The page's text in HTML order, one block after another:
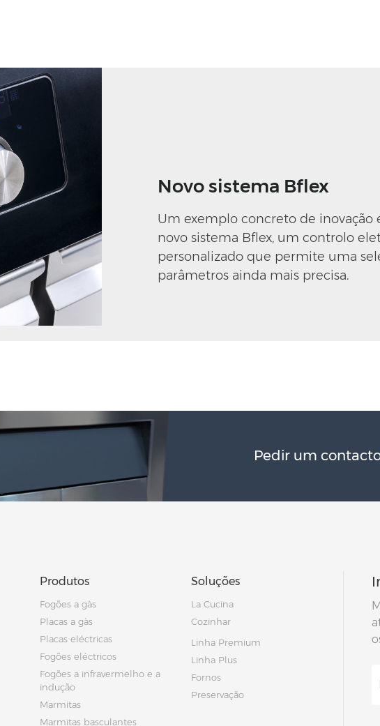
Novo sistema Bflex
Um exemplo concreto de inovação
novo sistema Bflex, um controlo
personalizado que permite uma
parâmetros ainda mais precisa.
Pedir um
Produtos
Fogões a gàs
Placas a gàs
Placas eléctricas
Fogões eléctricos
Fogões a infravermelho e a
indução
Marmitas
Marmitas basculantes
Soluções
La Cucina
Cozinhar
Linha Premium
Linha Plus
Fornos
Preservação